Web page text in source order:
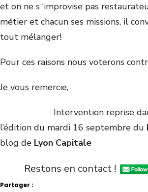
et on ne s ‘improvise pas
métier et chacun ses missions, il
tout mélanger!
Pour ces raisons nous voterons
Je vous remercie,
Intervention reprise
l’édition du mardi 16 septembre du
blog de Lyon Capitale
Restons en contact !
Partager :